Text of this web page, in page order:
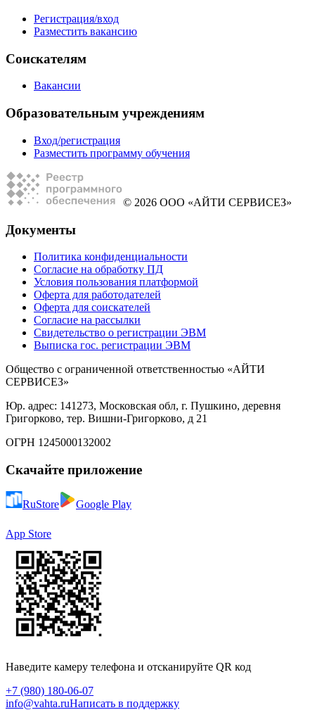
Регистрация/вход
Разместить вакансию
Соискателям
Вакансии
Образовательным учреждениям
Вход/регистрация
Разместить программу обучения
© 2026 ООО «АЙТИ СЕРВИСЕЗ»
Документы
Политика конфиденциальности
Согласие на обработку ПД
Условия пользования платформой
Оферта для работодателей
Оферта для соискателей
Согласие на рассылки
Свидетельство о регистрации ЭВМ
Выписка гос. регистрации ЭВМ
Общество с ограниченной ответственностью «АЙТИ
СЕРВИСЕЗ»
Юр. адрес: 141273, Московская обл, г. Пушкино, деревня
Григорково, тер. Вишни-Григорково, д 21
ОГРН 1245000132002
Скачайте приложение
RuStore Google Play
App Store
Наведите камеру телефона и отсканируйте QR код
+7 (980) 180-06-07
info@vahta.ruНаписать в поддержку